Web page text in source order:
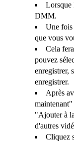
Lorsque
DMM.
Une fois
que vous
Cela
pouvez
enregistrer,
enregistrer.
Après
"Ajouter à
d'autres
Cliquez